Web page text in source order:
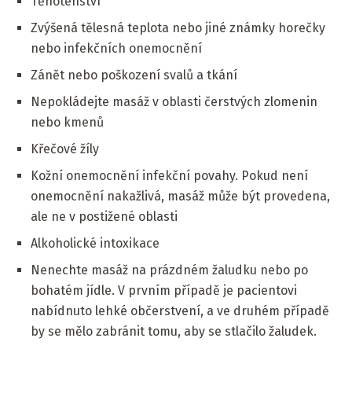
Zvýšená tělesná teplota nebo jiné známky horečky
nebo infekčních onemocnění
Zánět nebo poškození svalů a tkání
Nepokládejte masáž v oblasti čerstvých zlomenin
nebo kmenů
Křečové žíly
Kožní onemocnění infekční povahy. Pokud není
onemocnění nakažlivá, masáž může být provedena,
ale ne v postižené oblasti
Alkoholické intoxikace
Nenechte masáž na prázdném žaludku nebo po
bohatém jídle. V prvním případě je pacientovi
nabídnuto lehké občerstvení, a ve druhém případě
by se mělo zabránit tomu, aby se stlačilo žaludek.